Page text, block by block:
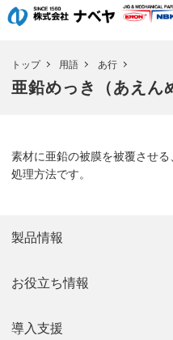
トップ 用語 あ行
亜鉛めっき（あえん
素材に亜鉛の被膜を被覆させ
処理方法です。
製品情報
お役立ち情報
導入支援